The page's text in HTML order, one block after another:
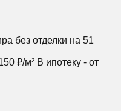
без отделки на 51
₽/м² В ипотеку - от